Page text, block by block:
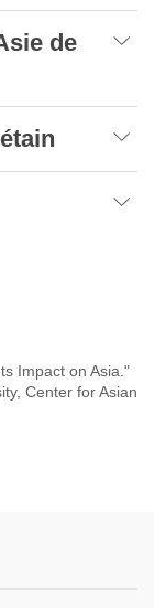
de
Impact on Asia."
Center for Asian